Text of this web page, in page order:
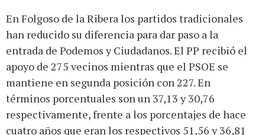
En Folgoso de la Ribera los partidos tradicionales
han reducido su diferencia para dar paso a la
entrada de Podemos y Ciudadanos. El PP recibió el
apoyo de 275 vecinos mientras que el PSOE se
mantiene en segunda posición con 227. En
términos porcentuales son un 37,13 y 30,76
respectivamente, frente a los porcentajes de hace
cuatro años que eran los respectivos 51,56 y 36,81